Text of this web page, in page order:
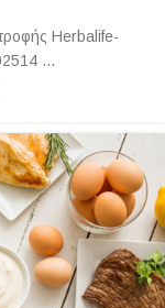
Herbalife-
...